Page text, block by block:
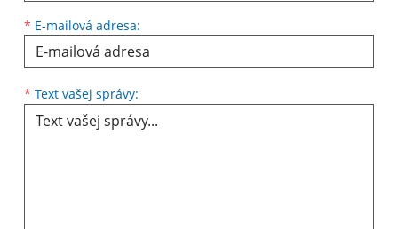
* E-mailová adresa:
* Text vašej správy: